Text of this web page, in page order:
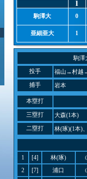
駒澤大 0
亜細亜大 1
駒澤
投手
福山→村越
捕手
岩本
本塁打
三塁打
大森(1本)
二塁打
林(琢)(1本)
1 [4] 林(琢)
2 [7] 浦口